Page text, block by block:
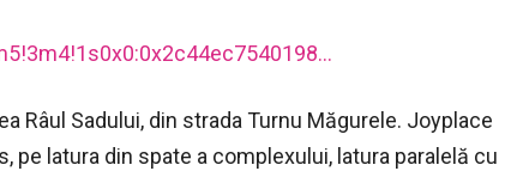
Râul Sadului, din strada Turnu Măgurele. Joyplace
pe latura din spate a complexului, latura paralelă cu